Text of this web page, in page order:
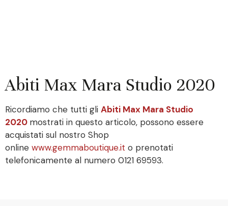
Abiti Max Mara Studio 2020
Ricordiamo che tutti gli Abiti Max Mara Studio
2020 mostrati in questo articolo, possono essere
acquistati sul nostro Shop
online www.gemmaboutique.it o prenotati
telefonicamente al numero 0121 69593.